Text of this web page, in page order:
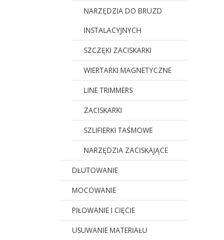
NARZĘDZIA DO BRUZD
INSTALACYJNYCH
SZCZĘKI ZACISKARKI
WIERTARKI MAGNETYCZNE
LINE TRIMMERS
ZACISKARKI
SZLIFIERKI TAŚMOWE
NARZĘDZIA ZACISKAJĄCE
DŁUTOWANIE
MOCOWANIE
PIŁOWANIE I CIĘCIE
USUWANIE MATERIAŁU